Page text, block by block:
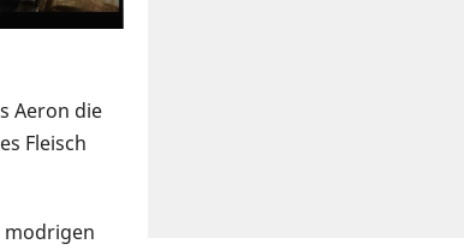
Aeron die
Fleisch
modrigen